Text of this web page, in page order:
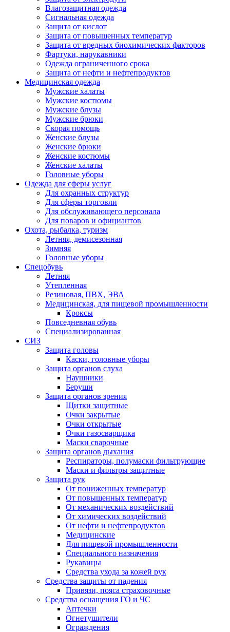
Влагозащитная одежда
Сигнальная одежда
Защита от кислот
Защита от повышенных температур
Защита от вредных биохимических факторов
Фартуки, нарукавники
Одежда ограниченного срока
Защита от нефти и нефтепродуктов
Медицинская одежда
Мужские халаты
Мужские костюмы
Мужские блузы
Мужские брюки
Скорая помощь
Женские блузы
Женские брюки
Женские костюмы
Женские халаты
Головные уборы
Одежда для сферы услуг
Для охранных структур
Для сферы торговли
Для обслуживающего персонала
Для поваров и официантов
Охота, рыбалка, туризм
Летняя, демисезонная
Зимняя
Головные уборы
Спецобувь
Летняя
Утепленная
Резиновая, ПВХ, ЭВА
Медицинская, для пищевой промышленности
Кроксы
Повседневная обувь
Специализированная
СИЗ
Защита головы
Каски, головные уборы
Защита органов слуха
Наушники
Беруши
Защита органов зрения
Щитки защитные
Очки закрытые
Очки открытые
Очки газосварщика
Маски сварочные
Защита органов дыхания
Респираторы, полумаски фильтрующие
Маски и фильтры защитные
Защита рук
От пониженных температур
От повышенных температур
От механических воздействий
От химических воздействий
От нефти и нефтепродуктов
Медицинские
Для пищевой промышленности
Специального назначения
Рукавицы
Средства ухода за кожей рук
Средства защиты от падения
Привязи, пояса страховочные
Средства оснащения ГО и ЧС
Аптечки
Огнетушители
Ограждения